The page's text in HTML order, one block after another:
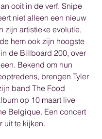
ooit in de verf. Snipe
niet alleen een nieuw
zijn artistieke evolutie,
hem ook zijn hoogste
de Billboard 200, over
Bekend om hun
brengen Tyler
band The Food
op 10 maart live
Belgique. Een concert
uit te kijken.